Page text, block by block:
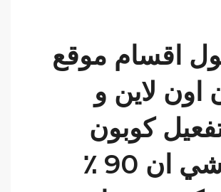
اقسام موقع
لاين و
كوبون
خصم شي ان 90 ٪